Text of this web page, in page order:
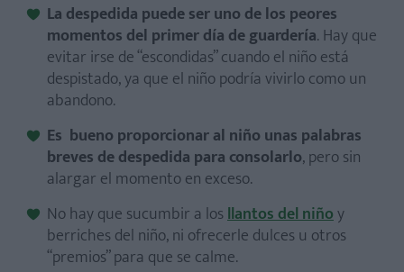
La despedida puede ser uno de los peores
momentos del primer día de guardería. Hay que
evitar irse de “escondidas” cuando el niño está
despistado, ya que el niño podría vivirlo como un
abandono.
Es bueno proporcionar al niño unas palabras
breves de despedida para consolarlo, pero sin
alargar el momento en exceso.
No hay que sucumbir a losllantos del niñoy
berriches del niño, ni ofrecerle dulces u otros
“premios” para que se calme.